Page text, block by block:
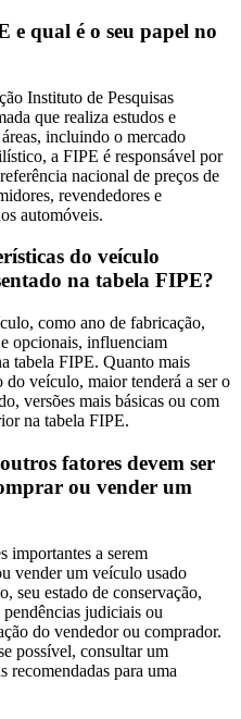
e qual é o seu papel no
Instituto de Pesquisas
que realiza estudos e
incluindo o mercado
a FIPE é responsável por
nacional de preços de
revendedores e
automóveis.
do veículo
na tabela FIPE?
como ano de fabricação,
opcionais, influenciam
tabela FIPE. Quanto mais
do veículo, maior tenderá a ser o
versões mais básicas ou com
na tabela FIPE.
fatores devem ser
ou vender um
importantes a serem
vender um veículo usado
seu estado de conservação,
judiciais ou
do vendedor ou comprador.
possível, consultar um
recomendadas para uma